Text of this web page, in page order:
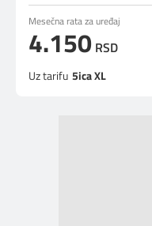
Mesečna rata za uređaj
4.150 RSD
Uz tarifu 5ica XL